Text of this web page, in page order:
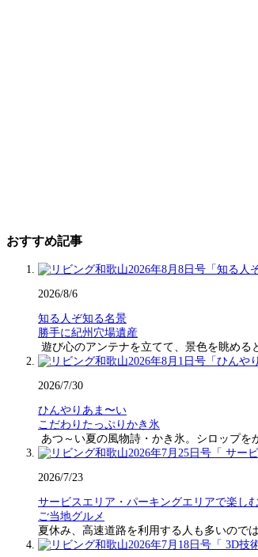
おすすめ記事
2026/8/6
知る人ぞ知る名景
勝手に紀州穴場遺産
遊び心のアンテナを立てて、景色を眺め
2026/7/30
ひんやりあま〜い
こだわりたっぷりかき氷
あつ～い夏の風物詩・かき氷。シロップ
2026/7/23
サービスエリア・パーキングエリアで楽し
ご当地グルメ
夏休み、高速道路を利用する人も多いので